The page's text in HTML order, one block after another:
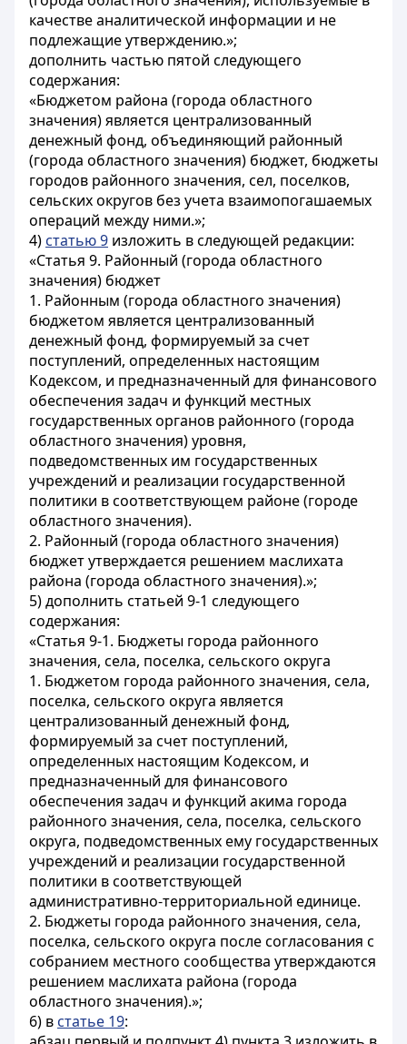
качестве аналитической информации и не
подлежащие утверждению.»;
дополнить частью пятой следующего
содержания:
«Бюджетом района (города областного
значения) является централизованный
денежный фонд, объединяющий районный
(города областного значения) бюджет, бюджеты
городов районного значения, сел, поселков,
сельских округов без учета взаимопогашаемых
операций между ними.»;
4) статью 9 изложить в следующей редакции:
«Статья 9. Районный (города областного
значения) бюджет
1. Районным (города областного значения)
бюджетом является централизованный
денежный фонд, формируемый за счет
поступлений, определенных настоящим
Кодексом, и предназначенный для финансового
обеспечения задач и функций местных
государственных органов районного (города
областного значения) уровня,
подведомственных им государственных
учреждений и реализации государственной
политики в соответствующем районе (городе
областного значения).
2. Районный (города областного значения)
бюджет утверждается решением маслихата
района (города областного значения).»;
5) дополнить статьей 9-1 следующего
содержания:
«Статья 9-1. Бюджеты города районного
значения, села, поселка, сельского округа
1. Бюджетом города районного значения, села,
поселка, сельского округа является
централизованный денежный фонд,
формируемый за счет поступлений,
определенных настоящим Кодексом, и
предназначенный для финансового
обеспечения задач и функций акима города
районного значения, села, поселка, сельского
округа, подведомственных ему государственных
учреждений и реализации государственной
политики в соответствующей
административно-территориальной единице.
2. Бюджеты города районного значения, села,
поселка, сельского округа после согласования с
собранием местного сообщества утверждаются
решением маслихата района (города
областного значения).»;
6) в статье 19: